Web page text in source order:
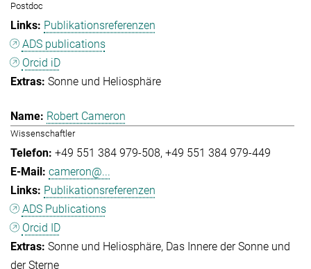
Postdoc
Publikationsreferenzen
ADS publications
Orcid iD
Sonne und Heliosphäre
Robert Cameron
Wissenschaftler
+49 551 384 979-508 +49 551 384 979-449
cameron@...
Publikationsreferenzen
ADS Publications
Orcid ID
Sonne und Heliosphäre Das Innere der Sonne und
der Sterne